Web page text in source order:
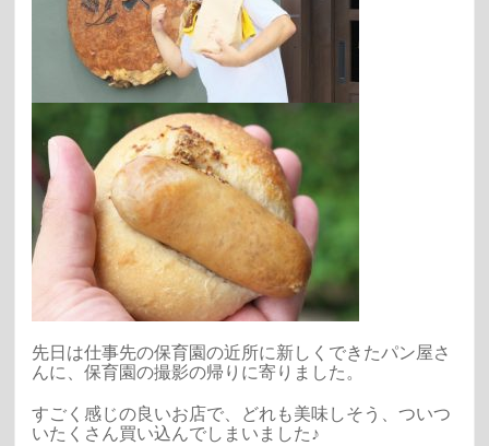
先日は仕事先の保育園の近所に新しくできたパン屋さ
んに、保育園の撮影の帰りに寄りました。
すごく感じの良いお店で、どれも美味しそう、ついつ
いたくさん買い込んでしまいました♪